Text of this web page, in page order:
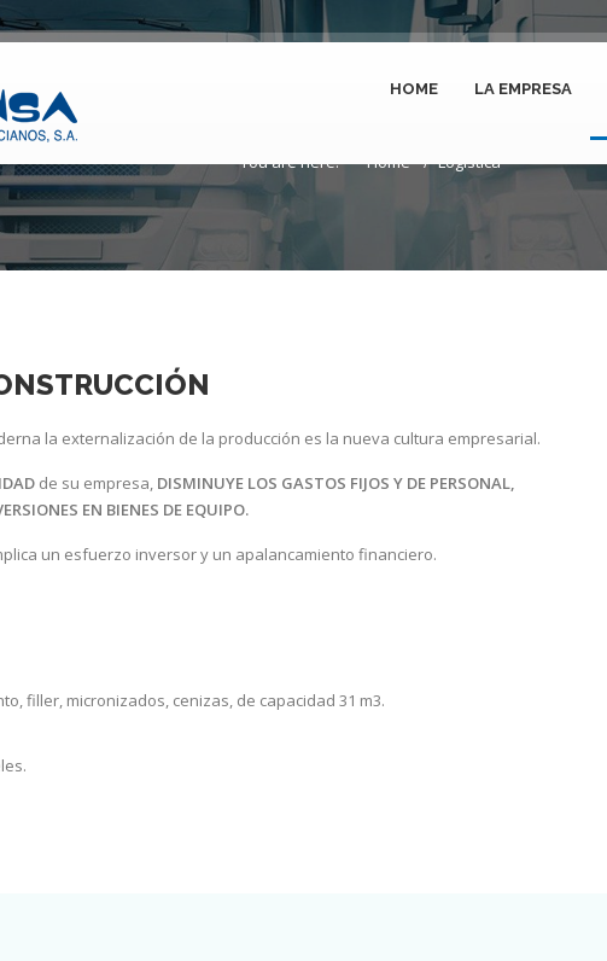
HOME LA EMPRESA
Logística
You are here: Home Logística
la externalización de la producción es la nueva cultura empresarial.
de su empresa, DISMINUYE LOS GASTOS FIJOS Y DE PERSONAL,
EN BIENES DE EQUIPO.
un esfuerzo inversor y un apalancamiento financiero.
filler, micronizados, cenizas, de capacidad 31 m3.